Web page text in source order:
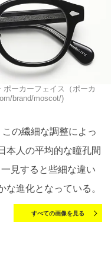
ーカーフェイス（ポーカ
brand/moscot/)
の繊細な調整によっ
本人の平均的な瞳孔間
見すると些細な違い
進化となっている。
すべての画像を見る